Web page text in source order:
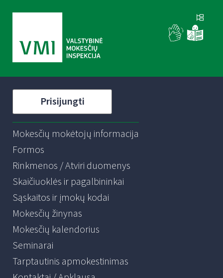
Prisijungti
Mokesčių mokėtojų informacija
Formos
Rinkmenos / Atviri duomenys
Skaičiuoklės ir pagalbininkai
Sąskaitos ir įmokų kodai
Mokesčių žinynas
Mokesčių kalendorius
Seminarai
Tarptautinis apmokestinimas